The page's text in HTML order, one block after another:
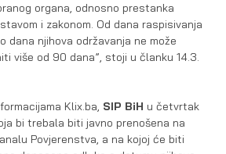
organa, odnosno prestanka
i zakonom. Od dana raspisivanja
dana njihova održavanja ne može
više od 90 dana”, stoji u članku 14.3.
Klix.ba, SIP BiH u četvrtak
bi trebala biti javno prenošena na
Povjerenstva, a na kojoj će biti